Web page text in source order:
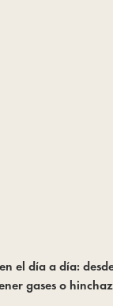
el día a día:
gases o